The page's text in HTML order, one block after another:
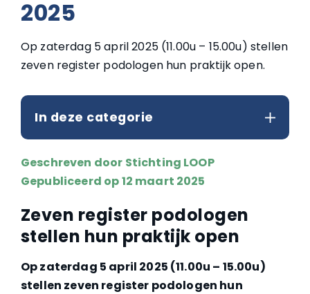
2025
Op zaterdag 5 april 2025 (11.00u – 15.00u) stellen
zeven register podologen hun praktijk open.
In deze categorie
Geschreven door Stichting LOOP
Gepubliceerd op 12 maart 2025
Zeven register podologen
stellen hun praktijk open
Op zaterdag 5 april 2025 (11.00u – 15.00u)
stellen zeven register podologen hun